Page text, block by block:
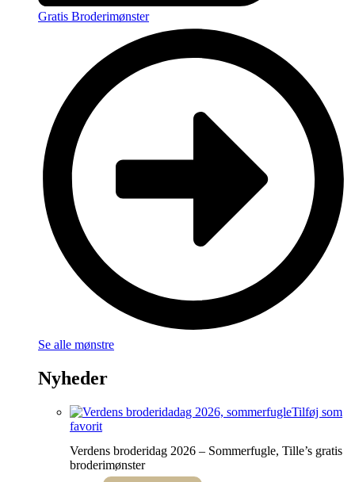
Gratis Broderimønster
Se alle mønstre
Nyheder
Tilføj som
favorit
Verdens broderidag 2026 – Sommerfugle, Tille’s gratis
broderimønster